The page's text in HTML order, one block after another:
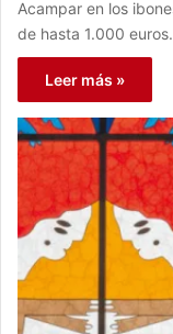
Acampar en los
de hasta 1.000
Leer más »